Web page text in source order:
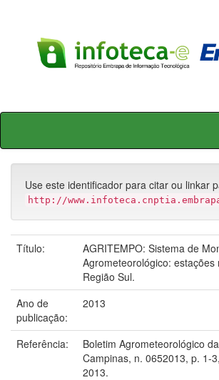
Skip
Use este identificador para citar ou linkar
http://
Título:
AGRITEMPO: Sistema de
Agrometeorológico: estações
Região Sul.
Ano de
publicação:
2013
Referência:
Boletim Agrometeorológico
Campinas, n. 0652013, p. 1-
2013.